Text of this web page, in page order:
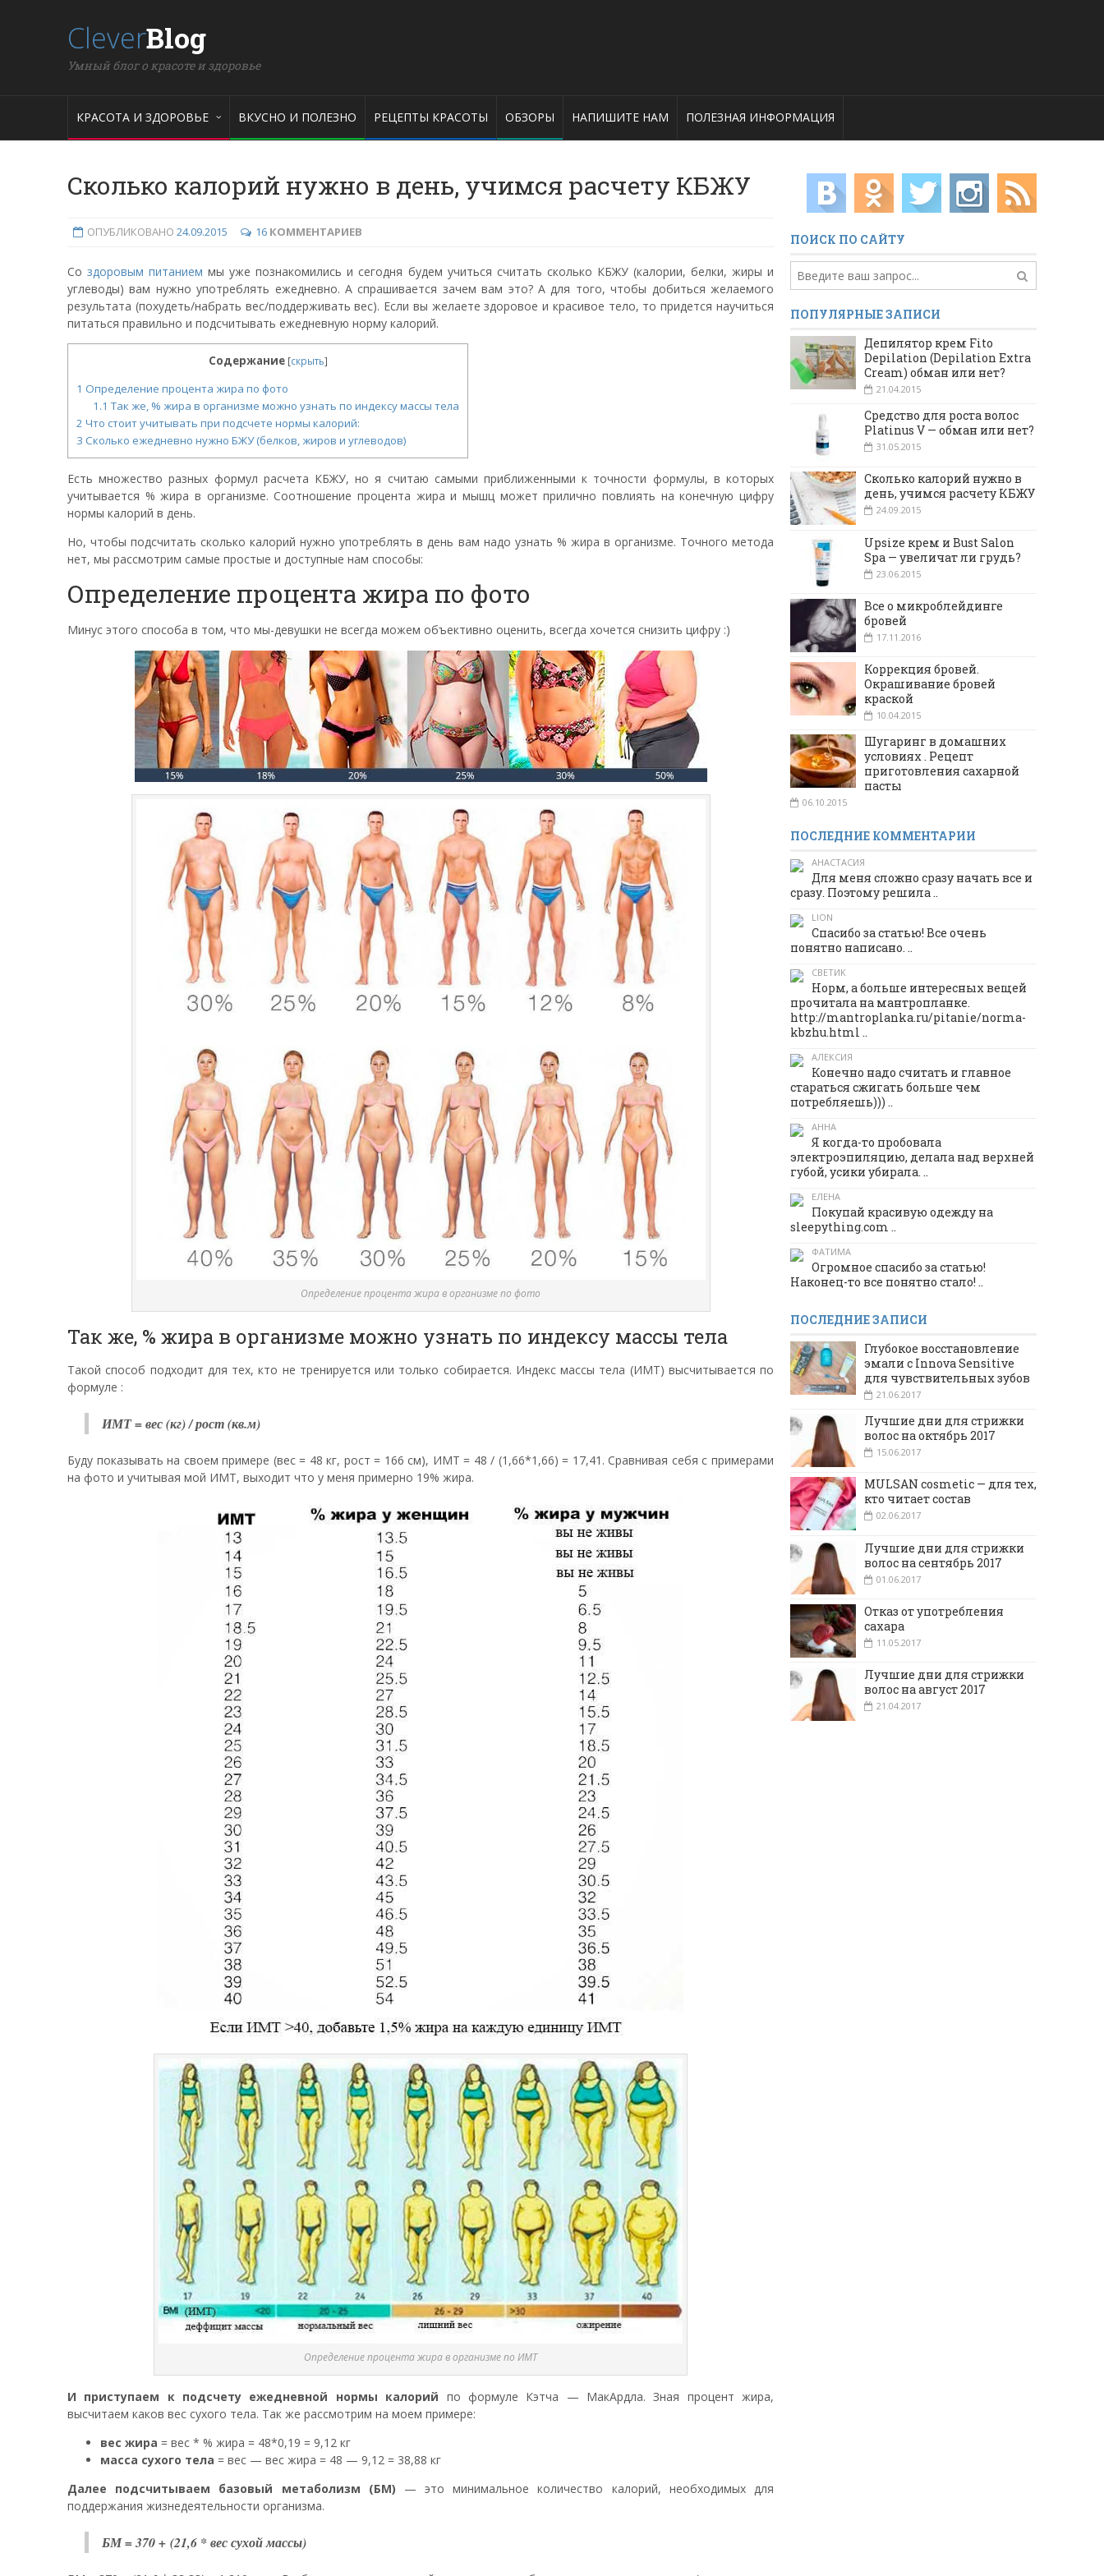
CleverBlog
Умный блог о красоте и здоровье
КРАСОТА И ЗДОРОВЬЕ ВКУСНО И ПОЛЕЗНО РЕЦЕПТЫ КРАСОТЫ ОБЗОРЫ НАПИШИТЕ НАМ ПОЛЕЗНАЯ ИНФОРМАЦИЯ
Сколько калорий нужно в день, учимся расчету КБЖУ
ОПУБЛИКОВАНО 24.09.2015 16 КОММЕНТАРИЕВ
Создоровым питанием мы уже познакомились и сегодня будем учиться считать сколько КБЖУ (калории, белки, жиры и
углеводы) вам нужно употреблять ежедневно. А спрашивается зачем вам это? А для того, чтобы добиться желаемого
результата (похудеть/набрать вес/поддерживать вес). Если вы желаете здоровое и красивое тело, то придется научиться
питаться правильно и подсчитывать ежедневную норму калорий.
Содержание [скрыть]
1 Определение процента жира по фото
1.1 Так же, % жира в организме можно узнать по индексу массы тела
2 Что стоит учитывать при подсчете нормы калорий:
3 Сколько ежедневно нужно БЖУ (белков, жиров и углеводов)
Есть множество разных формул расчета КБЖУ, но я считаю самыми приближенными к точности формулы, в которых
учитывается % жира в организме. Соотношение процента жира и мышц может прилично повлиять на конечную цифру
нормы калорий в день.
Но, чтобы подсчитать сколько калорий нужно употреблять в день вам надо узнать % жира в организме. Точного метода
нет, мы рассмотрим самые простые и доступные нам способы:
Определение процента жира по фото
Минус этого способа в том, что мы-девушки не всегда можем объективно оценить, всегда хочется снизить цифру :)
Определение процента жира в организме по фото
Так же, % жира в организме можно узнать по индексу массы тела
Такой способ подходит для тех, кто не тренируется или только собирается. Индекс массы тела (ИМТ) высчитывается по
формуле :
ИМТ = вес (кг) / рост (кв.м)
Буду показывать на своем примере (вес = 48 кг, рост = 166 см), ИМТ = 48 / (1,66*1,66) = 17,41. Сравнивая себя с примерами
на фото и учитывая мой ИМТ, выходит что у меня примерно 19% жира.
Определение процента жира в организме по ИМТ
И приступаем к подсчету ежедневной нормы калорий по формуле Кэтча — МакАрдла. Зная процент жира,
высчитаем каков вес сухого тела. Так же рассмотрим на моем примере:
вес жира = вес * % жира = 48*0,19 = 9,12 кг
масса сухого тела = вес — вес жира = 48 — 9,12 = 38,88 кг
Далее подсчитываем базовый метаболизм (БМ) — это минимальное количество калорий, необходимых для
поддержания жизнедеятельности организма.
БМ = 370 + (21,6 * вес сухой массы)
ПОИСК ПО САЙТУ
ПОПУЛЯРНЫЕ ЗАПИСИ
Депилятор крем Fito
Depilation (Depilation Extra
Cream) обман или нет?
21.04.2015
Средство для роста волос
Platinus V — обман или нет?
31.05.2015
Сколько калорий нужно в
день, учимся расчету КБЖУ
24.09.2015
Upsize крем и Bust Salon
Spa — увеличат ли грудь?
23.06.2015
Все о микроблейдинге
бровей
17.11.2016
Коррекция бровей.
Окрашивание бровей
краской
10.04.2015
Шугаринг в домашних
условиях . Рецепт
приготовления сахарной
пасты
06.10.2015
ПОСЛЕДНИЕ КОММЕНТАРИИ
АНАСТАСИЯ
Для меня сложно сразу начать все и
сразу. Поэтому решила ..
LION
Спасибо за статью! Все очень
понятно написано. ..
СВЕТИК
Норм, а больше интересных вещей
прочитала на мантропланке.
http://mantroplanka.ru/pitanie/norma-
kbzhu.html ..
АЛЕКСИЯ
Конечно надо считать и главное
стараться сжигать больше чем
потребляешь))) ..
АННА
Я когда-то пробовала
электроэпиляцию, делала над верхней
губой, усики убирала. ..
ЕЛЕНА
Покупай красивую одежду на
sleepything.com ..
ФАТИМА
Огромное спасибо за статью!
Наконец-то все понятно стало! ..
ПОСЛЕДНИЕ ЗАПИСИ
Глубокое восстановление
эмали с Innova Sensitive
для чувствительных зубов
21.06.2017
Лучшие дни для стрижки
волос на октябрь 2017
15.06.2017
MULSAN cosmetic — для тех,
кто читает состав
02.06.2017
Лучшие дни для стрижки
волос на сентябрь 2017
01.06.2017
Отказ от употребления
сахара
11.05.2017
Лучшие дни для стрижки
волос на август 2017
21.04.2017